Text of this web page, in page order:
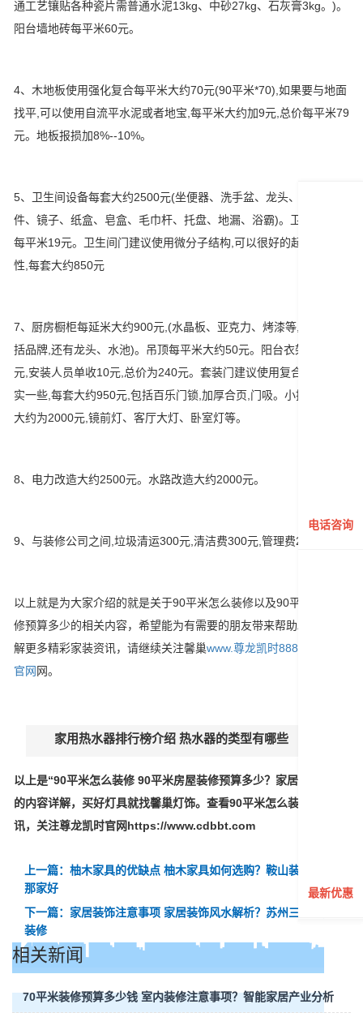
通工艺镶贴各种瓷片需普通水泥13kg、中砂27kg、石灰膏3kg。)。
阳台墙地砖每平米60元。
4、木地板使用强化复合每平米大约70元(90平米*70),如果要与地面
找平,可以使用自流平水泥或者地宝,每平米大约加9元,总价每平米79
元。地板报损加8%--10%。
5、卫生间设备每套大约2500元(坐便器、洗手盆、龙头、洗浴套
件、镜子、纸盒、皂盒、毛巾杆、托盘、地漏、浴霸)。卫生间防水
每平米19元。卫生间门建议使用微分子结构,可以很好的起到防水
性,每套大约850元
7、厨房橱柜每延米大约900元,(水晶板、亚克力、烤漆等,但是不包
括品牌,还有龙头、水池)。吊顶每平米大约50元。阳台衣架每套230
元,安装人员单收10元,总价为240元。套装门建议使用复合实木会结
实一些,每套大约950元,包括百乐门锁,加厚合页,门吸。小提示: 灯具
大约为2000元,镜前灯、客厅大灯、卧室灯等。
8、电力改造大约2500元。水路改造大约2000元。
9、与装修公司之间,垃圾清运300元,清洁费300元,管理费2000元。
以上就是为大家介绍的就是关于90平米怎么装修以及90平米房屋装
修预算多少的相关内容，希望能为有需要的朋友带来帮助。想要了
解更多精彩家装资讯，请继续关注馨巢www.尊龙凯时888-尊龙凯时
官网 网。
家用热水器排行榜介绍 热水器的类型有哪些
以上是“90平米怎么装修 90平米房屋装修预算多少？家居用品图片”
的内容详解，买好灯具就找馨巢灯饰。查看90平米怎么装修最新资
讯，关注尊龙凯时官网https://www.cdbbt.com
上一篇：柚木家具的优缺点 柚木家具如何选购？鞍山装修公司
那家好
下一篇：家居装饰注意事项 家居装饰风水解析？苏州三室一厅
装修
相关新闻
70平米装修预算多少钱 室内装修注意事项？智能家居产业分析
电话咨询
最新优惠